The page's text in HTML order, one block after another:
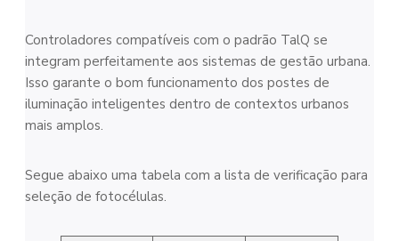
Controladores compatíveis com o padrão TalQ se
integram perfeitamente aos sistemas de gestão urbana.
Isso garante o bom funcionamento dos postes de
iluminação inteligentes dentro de contextos urbanos
mais amplos.
Segue abaixo uma tabela com a lista de verificação para
seleção de fotocélulas.